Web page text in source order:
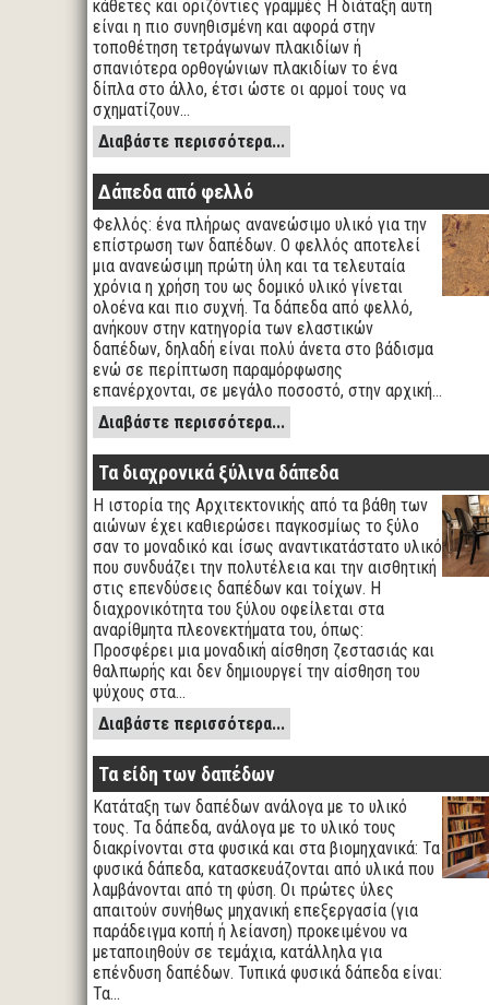
κάθετες και οριζόντιες γραμμές Η διάταξη αυτή
είναι η πιο συνηθισμένη και αφορά στην
τοποθέτηση τετράγωνων πλακιδίων ή
σπανιότερα ορθογώνιων πλακιδίων το ένα
δίπλα στο άλλο, έτσι ώστε οι αρμοί τους να
σχηματίζουν…
Διαβάστε περισσότερα...
Δάπεδα από φελλό
Φελλός: ένα πλήρως ανανεώσιμο υλικό για την
επίστρωση των δαπέδων. Ο φελλός αποτελεί
μια ανανεώσιμη πρώτη ύλη και τα τελευταία
χρόνια η χρήση του ως δομικό υλικό γίνεται
ολοένα και πιο συχνή. Τα δάπεδα από φελλό,
ανήκουν στην κατηγορία των ελαστικών
δαπέδων, δηλαδή είναι πολύ άνετα στο βάδισμα
ενώ σε περίπτωση παραμόρφωσης
επανέρχονται, σε μεγάλο ποσοστό, στην αρχική…
Διαβάστε περισσότερα...
Τα διαχρονικά ξύλινα δάπεδα
Η ιστορία της Αρχιτεκτονικής από τα βάθη των
αιώνων έχει καθιερώσει παγκοσμίως το ξύλο
σαν το μοναδικό και ίσως αναντικατάστατο υλικό
που συνδυάζει την πολυτέλεια και την αισθητική
στις επενδύσεις δαπέδων και τοίχων. Η
διαχρονικότητα του ξύλου οφείλεται στα
αναρίθμητα πλεονεκτήματα του, όπως:
Προσφέρει μια μοναδική αίσθηση ζεστασιάς και
θαλπωρής και δεv δημιουργεί την αίσθηση του
ψύχους στα…
Διαβάστε περισσότερα...
Τα είδη των δαπέδων
Κατάταξη των δαπέδων ανάλογα με το υλικό
τους. Τα δάπεδα, ανάλογα με το υλικό τους
διακρίνονται στα φυσικά και στα βιομηχανικά: Τα
φυσικά δάπεδα, κατασκευάζονται από υλικά που
λαμβάνονται από τη φύση. Οι πρώτες ύλες
απαιτούν συνήθως μηχανική επεξεργασία (για
παράδειγμα κοπή ή λείανση) προκειμένου να
μεταποιηθούν σε τεμάχια, κατάλληλα για
επένδυση δαπέδων. Τυπικά φυσικά δάπεδα είναι:
Τα…